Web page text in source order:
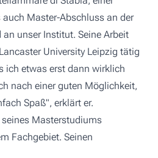
auch Master-Abschluss an der
unser Institut. Seine Arbeit
University Leipzig tätig
ich etwas erst dann wirklich
nach einer guten Möglichkeit,
Spaß", erklärt er.
Masterstudiums
Fachgebiet. Seinen